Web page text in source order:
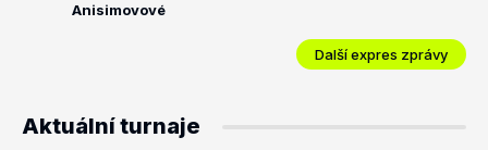
Anisimovové
Další expres zprávy
Aktuální turnaje